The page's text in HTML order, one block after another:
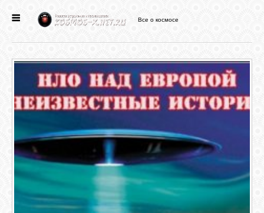
ФОРУМ
СТАТЬИ
ФАЙЛЫ
Все о космосе